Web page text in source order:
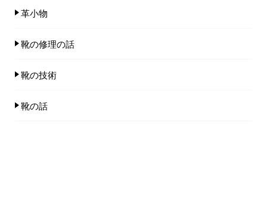
革小物
靴の修理の話
靴の技術
靴の話